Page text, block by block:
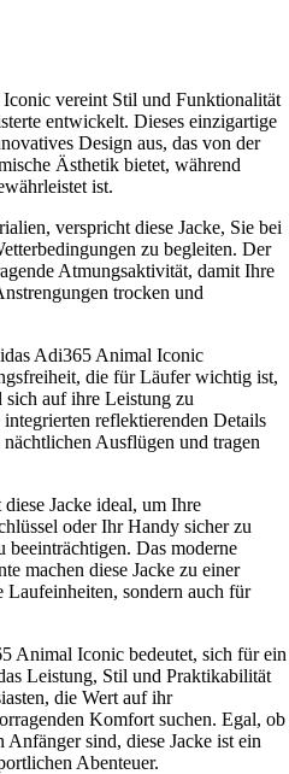
vereint Stil und Funktionalität
entwickelt. Dieses einzigartige
Design aus, das von der
Ästhetik bietet, während
ist.
verspricht diese Jacke, Sie bei
zu begleiten. Der
Atmungsaktivität, damit Ihre
trocken und
Adi365 Animal Iconic
die für Läufer wichtig ist,
auf ihre Leistung zu
reflektierenden Details
Ausflügen und tragen
Jacke ideal, um Ihre
oder Ihr Handy sicher zu
Das moderne
machen diese Jacke zu einer
sondern auch für
Animal Iconic bedeutet, sich für ein
Leistung, Stil und Praktikabilität
die Wert auf ihr
Komfort suchen. Egal, ob
sind, diese Jacke ist ein
Abenteuer.